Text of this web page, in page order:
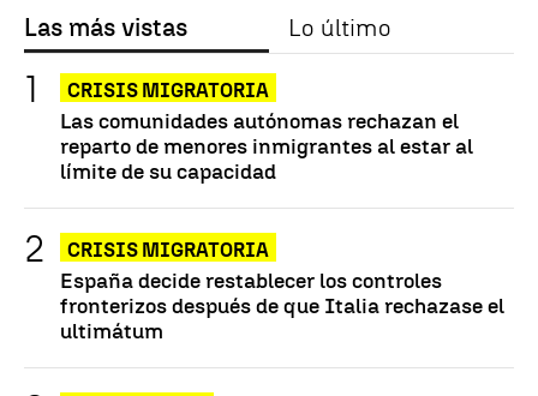
Las más vistas Lo último
CRISIS MIGRATORIA
Las comunidades autónomas rechazan el
reparto de menores inmigrantes al estar al
límite de su capacidad
CRISIS MIGRATORIA
España decide restablecer los controles
fronterizos después de que Italia rechazase el
ultimátum